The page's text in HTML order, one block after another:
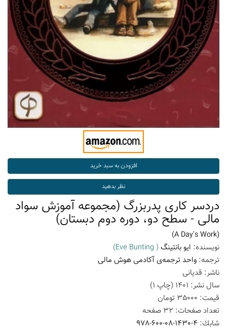
دردسر کاری پدربزرگ (مجموعه آموزش سواد
مالی - سطح دو، دوره دوم دبستان)
(A Day's Work)
نویسنده: ایو بانتینگ ( Eve Bunting)
ترجمه: واحد ترجمه‌ی آکادمی هوش مالی
ناشر: قدیانی
سال نشر: 1401 (چاپ 1
)
قیمت: 35000 تومان
تعداد صفحات: 32 صفحه
شابك: 978-600-08-1430-4